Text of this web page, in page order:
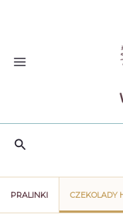
Szukaj
PRALINKI CZEKOLADY